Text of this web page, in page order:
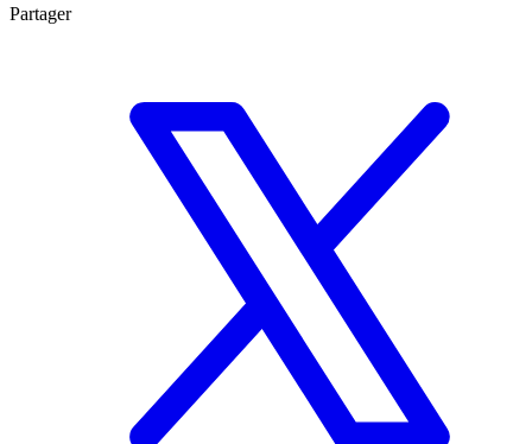
Partager